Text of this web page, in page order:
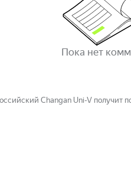
Пока нет
Changan Uni-V получит